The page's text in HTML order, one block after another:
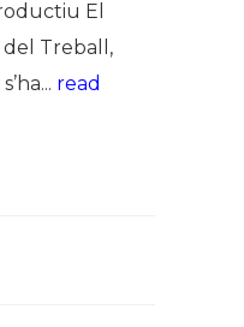
El
Treball,
read